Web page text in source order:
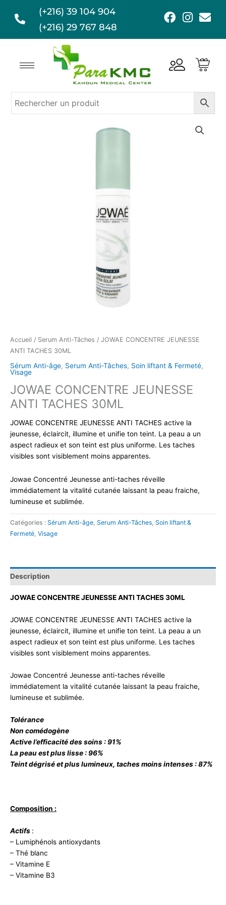
(+216) 39 104 904
(+216) 29 767 848
F
c
b
o
I
s
E
v
l
o
e
Accueil / Serum Anti-Tâches / JOWAE CONCENTRE JEUNESSE
ANTI TACHES 30ML
Sérum Anti-âge, Serum Anti-Tâches, Soin liftant & Fermeté,
Visage
JOWAE CONCENTRE JEUNESSE
ANTI TACHES 30ML
JOWAE CONCENTRE JEUNESSE ANTI TACHES active la
jeunesse, éclaircit, illumine et unifie ton teint. La peau a un
aspect radieux et son teint est plus uniforme. Les taches
visibles sont visiblement moins apparentes.
Jowae Concentré Jeunesse anti-taches réveille
immédiatement la vitalité cutanée laissant la peau fraiche,
lumineuse et sublimée.
Catégories : Sérum Anti-âge, Serum Anti-Tâches, Soin liftant &
Fermeté, Visage
Description
JOWAE CONCENTRE JEUNESSE ANTI TACHES 30ML
JOWAE CONCENTRE JEUNESSE ANTI TACHES active la
jeunesse, éclaircit, illumine et unifie ton teint. La peau a un
aspect radieux et son teint est plus uniforme. Les taches
visibles sont visiblement moins apparentes.
Jowae Concentré Jeunesse anti-taches réveille
immédiatement la vitalité cutanée laissant la peau fraiche,
lumineuse et sublimée.
Tolérance
Non comédogène
Active l’efficacité des soins : 91%
La peau est plus lisse : 96%
Teint dégrisé et plus lumineux, taches moins intenses : 87%
Composition :
Actifs :
– Lumiphénols antioxydants
– Thé blanc
– Vitamine E
– Vitamine B3